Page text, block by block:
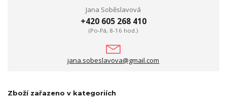
Jana Soběslavová
+420 605 268 410
(Po-Pá, 8-16 hod.)
jana.sobeslavova@gmail.com
Zboží zařazeno v kategoriích